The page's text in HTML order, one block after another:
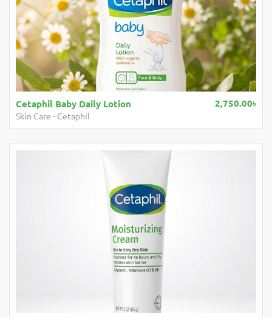
2,750.00৳
Cetaphil Baby Daily Lotion
Skin Care - Cetaphil